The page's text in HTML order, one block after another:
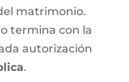
matrimonio.
termina con la
autorización
.